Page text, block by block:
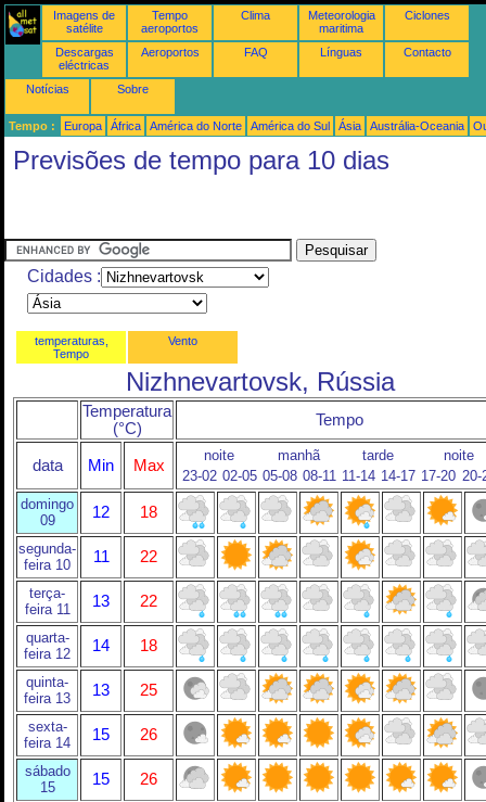
Imagens de
satélite
Tempo
aeroportos
Clima
Meteorologia
maritima
Ciclones
Descargas
eléctricas
Aeroportos FAQ Línguas Contacto
Notícias Sobre
Tempo : Europa África América do Norte América do Sul Ásia Austrália-Oceania
Previsões de tempo para 10 dias
Cidades :
temperaturas,
Tempo
Vento
Nizhnevartovsk, Rússia
Temperatura
(°C)
Tempo
data Min Max
noite manhã tarde
noite
23-02 02-05 05-08 08-11 11-14 14-17 17-20 20-
domingo
09
12 18
segunda-
feira 10
11 22
terça-
feira 11
13 22
quarta-
feira 12
14 18
quinta-
feira 13
13 25
sexta-
feira 14
15 26
sábado
15
15 26